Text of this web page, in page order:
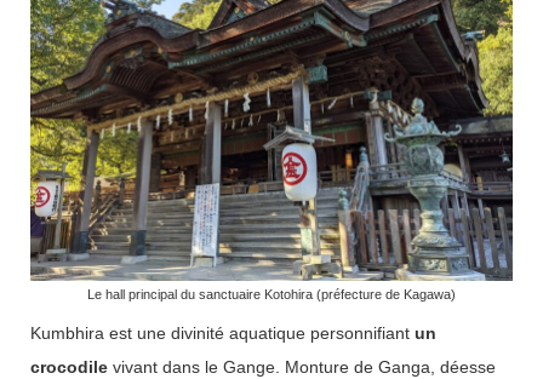
Le hall principal du sanctuaire Kotohira (préfecture de Kagawa)
Kumbhira est une divinité aquatique personnifiant un
crocodilevivant dans le Gange. Monture de Ganga, déesse